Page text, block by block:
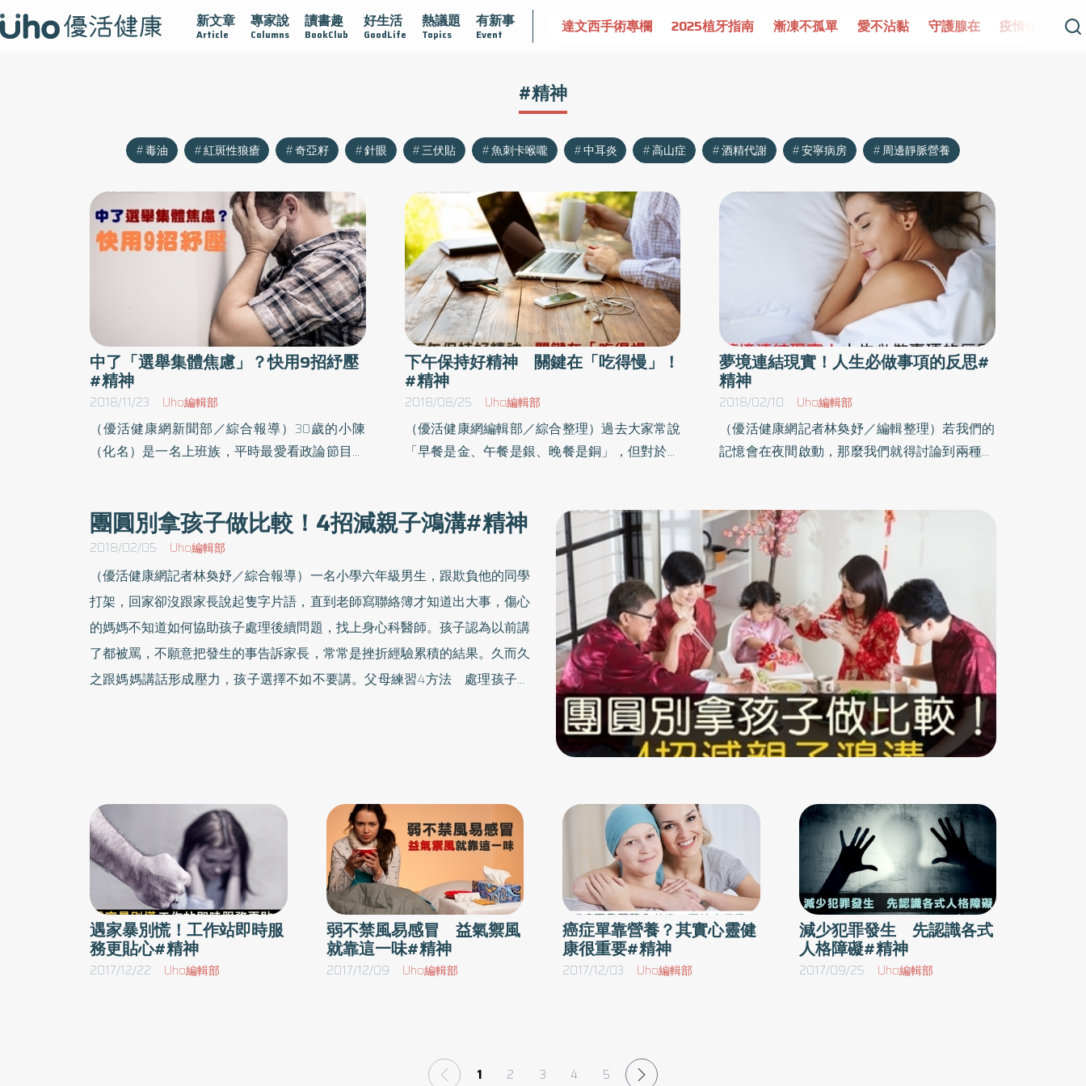
新文章
Article
專家說
Columns
讀書趣
BookClub
好生活
GoodLife
熱議題
Topics
有新事
Event
黏 守護腺在 疫情保衛戰 再生醫學 愛的未來視 認識攝護腺肥大 守護骨骼健康 達文西手術專欄 2025植牙指南 漸凍不孤單 愛不沾黏 守護腺在 疫情保衛戰
#精神
毒油 紅斑性狼瘡 奇亞籽 針眼 三伏貼 魚刺卡喉嚨 中耳炎 高山症 酒精代謝 安寧病房 周邊靜脈營養
中了「選舉集體焦慮」？快用9招紓壓
#精神
2018/11/23 Uho編輯部
（優活健康網新聞部／綜合報導）30歲的小陳
（化名）是一名上班族，平時最愛看政論節目。
支持者惡言批評，甚至因女友支持競選對手而暴
怒大罵，以分手要脅女友改變。小陳利用社群媒
體拉票，追蹤新聞，甚至跟網友筆戰，白天無法
專心上班。最後因失眠、焦慮及心情低落，家人
陪同就醫。因選舉情緒起伏 出現「選舉集體焦
慮」開業醫師楊聰財表示，選舉投票日將近，求
診患者增2至3成。由於受媒體大幅報導及網路新
聞推播影響，讓許多本就熱衷政治的民眾情緒更
及沒有未來感，引發「選舉集體焦慮」現象。紓
壓9招 緩解憂鬱及焦慮為避免因選舉過度刺激
情緒，楊聰財醫師建議，應以平常心度過選舉期
間，也需適時轉移注意力，像進行戶外活動、定
期運動及出遊放鬆等。除了維持正常的生活作
息，也應多與親友互動，建議可以搭配「紓壓9
招」建立正確紓壓方式，緩解憂鬱及焦慮情緒：
1） 四能／能睡、能吃、能動、能笑2） 四發
下午保持好精神 關鍵在「吃得慢」！
#精神
2018/08/25 Uho編輯部
（優活健康網編輯部／綜合整理）過去大家常說
「早餐是金、午餐是銀、晚餐是銅」，但對於飲
餐吃太飽時，身體為了消化吸收，會讓大量血液
流往內臟，導致大腦血流量降低。上班族必須從
一大早火力全開，發揮百分之百的戰鬥力，必須
維持足夠的大腦血流量才行。雖說絕對不能不吃
早餐，但吃太多也不是一件好事。在一天三餐
中，我習慣午餐吃多一點。午餐選擇自己喜歡的
料理或吃多一點，也能滿足對於飲食的期待與需
求。常常有很多人問我：「午餐吃太多，下午工
作時不會精神不濟嗎？」關於這個問題，我提出
以下三個有效的解決方法：祕訣1）放慢進食速
度，避免大腦供血量減少。進食過後，副交感神
應大腦的血流量就會相對減少，最後就會讓人精
神不濟、昏昏欲睡。有鑑於此，一定要嚴格控制
自律神經的運作，避免副交感神經急遽活化。現
在所提出的三個訣竅，就是巧妙控制副交感神經
的最佳方法。祕訣2）午餐前喝一杯咖啡或綠
茶，飯後剛好提神。午餐前喝一杯咖啡或綠茶，
可以攝取具有提神作用的咖啡因，而且咖啡因在
進入體內15到30分鐘之後，呈現出的血液濃度最
外，飲用熱咖啡或熱綠茶，能加速咖啡因的吸收
夢境連結現實！人生必做事項的反思#
精神
2018/02/10 Uho編輯部
（優活健康網記者林奐妤／編輯整理）若我們的
記憶會在夜間啟動，那麼我們就得討論到兩種不
可能的重複，而同時變得可理解，且最佳化？在
緊接著，以睡夢或快速動眼睡眠開始的階段，所
負責的是我們遠程目標的夢想生活。所有自白天
經歷所獲得的，現在將拼湊出一個更大的關聯
性。夢中會開啟新的靈感泉源 造成不安夢中會
開啟新的靈感泉源，並導致原先看起來理所當然
的事，得以在新的環境及新的景象周遭內被感
受。這樣的重新創作，其目標基本上是為了造成
不安。不安到讓我們至少會保持開放的態度，來
看待固定的方法以及習慣的例行瑣事是否有新的
處理方式。在草稿階段如此的不安，還可以一定
歡。但若夢境是跟整體有關，也就是與我們人生
最後想要達成或成為什麼有關，那麼遊戲就要認
真了，而夢可能成為第一個可以改變我們人生的
普遍性不安。由於這樣肆無忌憚的誠實，其門檻
可能很高。也因此，夢境有時帶有教育的性質。
換言之，夢境會逐步帶領著我們，提出一個準則
性的問題。夢境針對人生中必須做的事 提出相
反的強迫性我們每個人都對下面的場景不感到陌
團圓別拿孩子做比較！4招減親子鴻溝#精神
2018/02/05 Uho編輯部
（優活健康網記者林奐妤／綜合報導）一名小學六年級男生，跟欺負他的同學
打架，回家卻沒跟家長說起隻字片語，直到老師寫聯絡簿才知道出大事，傷心
的媽媽不知道如何協助孩子處理後續問題，找上身心科醫師。孩子認為以前講
了都被罵，不願意把發生的事告訴家長，常常是挫折經驗累積的結果。久而久
之跟媽媽講話形成壓力，孩子選擇不如不要講。父母練習4方法 處理孩子情
事。蕭亦伶醫師表示，承接孩子情緒是為人父母很重要的功課，家長不妨多利
用寒假期間，親子比較多相處時間，練習4個協助孩子處理情緒的方法：1）不
要急著教導孩子正確的方式／先試著同理，讓孩子知道你願意理解他生氣的情
緒。2）了解事情完整經過與原因，親子討論後續策略。3）相信孩子處理事
情的能力／讓孩子自己說看看，如果再發生一次，有沒有其它期待的處理方
式。即使天馬行空、無厘頭都好，列出愈多方式愈好，千萬不要一廂情願的要
幫孩子解決，以免跟孩子期待不同，反而以後不敢跟父母講事情。4）親子共
出原本的規劃，問孩子的想法、怎麼運用錢。也可以跟大一點的孩子討論存
遇家暴別慌！工作站即時服
務更貼心#精神
2017/12/22 Uho編輯部
弱不禁風易感冒 益氣禦風
就靠這一味#精神
2017/12/09 Uho編輯部
癌症單靠營養？其實心靈健
康很重要#精神
2017/12/03 Uho編輯部
減少犯罪發生 先認識各式
人格障礙#精神
2017/09/25 Uho編輯部
1 2 3 4 5